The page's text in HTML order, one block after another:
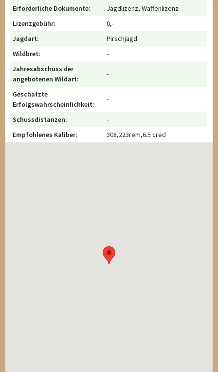
Erforderliche Dokumente:
Jagdlizenz, Waffenlizenz
Lizenzgebühr:
0,-
Jagdart:
Pirschjagd
Wildbret:
-
Jahresabschuss der
angebotenen Wildart:
-
Geschätzte
Erfolgswahrscheinlichkeit:
-
Schussdistanzen:
-
Empfohlenes Kaliber:
308,223rem,6.5 cred